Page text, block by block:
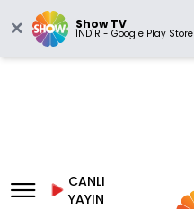
Show TV
İNDİR - Google Play Store
CANLI
YAYIN